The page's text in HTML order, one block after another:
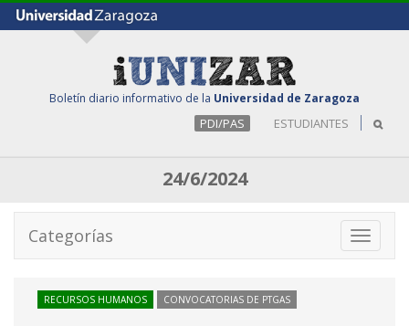
Boletín diario informativo de la Universidad de Zaragoza
PDI/PAS ESTUDIANTES
24/6/2024
Toggle
Categorías
RECURSOS HUMANOS CONVOCATORIAS DE PTGAS